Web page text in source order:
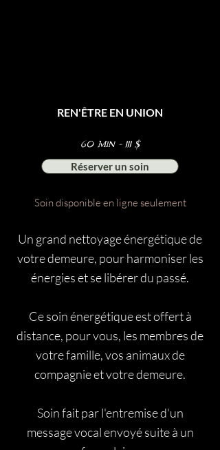
REN'ÊTRE EN UNION
60 Min - 111 $
Réserver un soin
Soin disponible en ligne seulement
Un grand nettoyage énergétique de
votre demeure, pour harmoniser les
énergies et se libérer du passé.
Ce soin énergétique est offert à
distance, pour vous, les membres de
votre famille, vos animaux de
compagnie et votre demeure.
Soin fait par l'entremise d'un
message vocal envoyé suite à un